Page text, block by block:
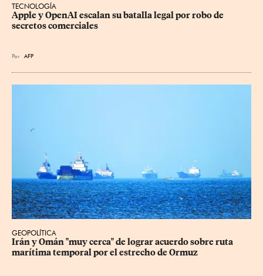
TECNOLOGÍA
Apple y OpenAI escalan su batalla legal por robo de
secretos comerciales
Por AFP
GEOPOLÍTICA
Irán y Omán "muy cerca" de lograr acuerdo sobre ruta
marítima temporal por el estrecho de Ormuz